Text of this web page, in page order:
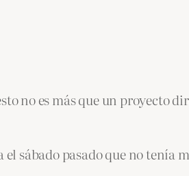
no es más que un proyecto
sábado pasado que no tenía